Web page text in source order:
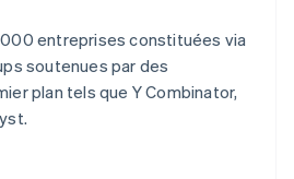
entreprises constituées via
soutenues par des
plan tels que Y Combinator,